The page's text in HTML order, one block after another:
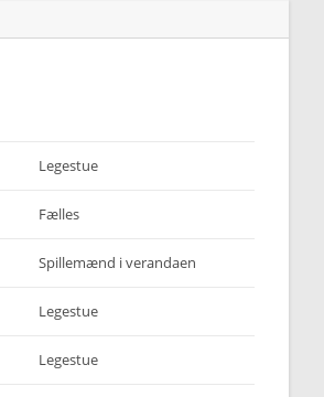
Legestue
Fælles
Spillemænd i verandaen
Legestue
Legestue